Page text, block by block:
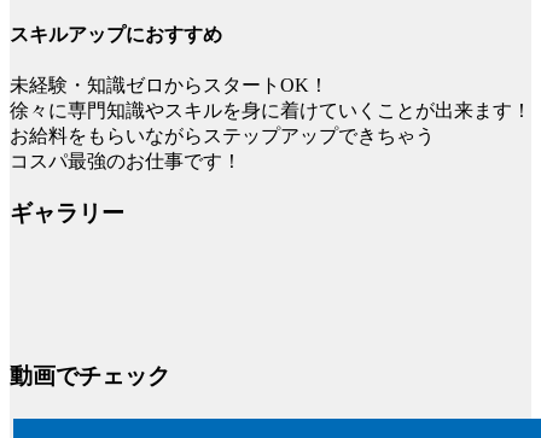
スキルアップにおすすめ
未経験・知識ゼロからスタートOK！
徐々に専門知識やスキルを身に着けていくことが出来ます！
お給料をもらいながらステップアップできちゃう
コスパ最強のお仕事です！
ギャラリー
動画でチェック